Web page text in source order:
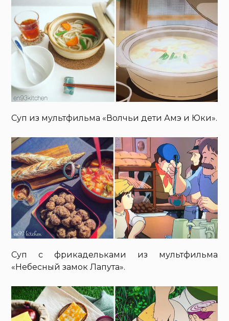
Суп из мультфильма «Волчьи дети Амэ и Юки».
Суп с фрикадельками из мультфильма
«Небесный замок Лапута».